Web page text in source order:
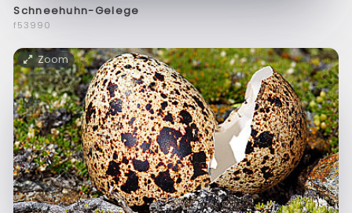
Schneehuhn-Gelege
f53990
Zoom